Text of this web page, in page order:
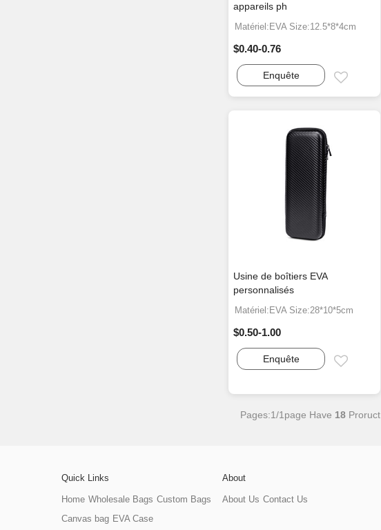
appareils ph
Matériel:EVA Size:12.5*8*4cm
$0.40-0.76
Enquête
Usine de boîtiers EVA
personnalisés
Matériel:EVA Size:28*10*5cm
$0.50-1.00
Enquête
Pages:1/1page Have 18 Proruct
Quick Links
Home Wholesale Bags Custom Bags
Canvas bag EVA Case
About
About Us Contact Us